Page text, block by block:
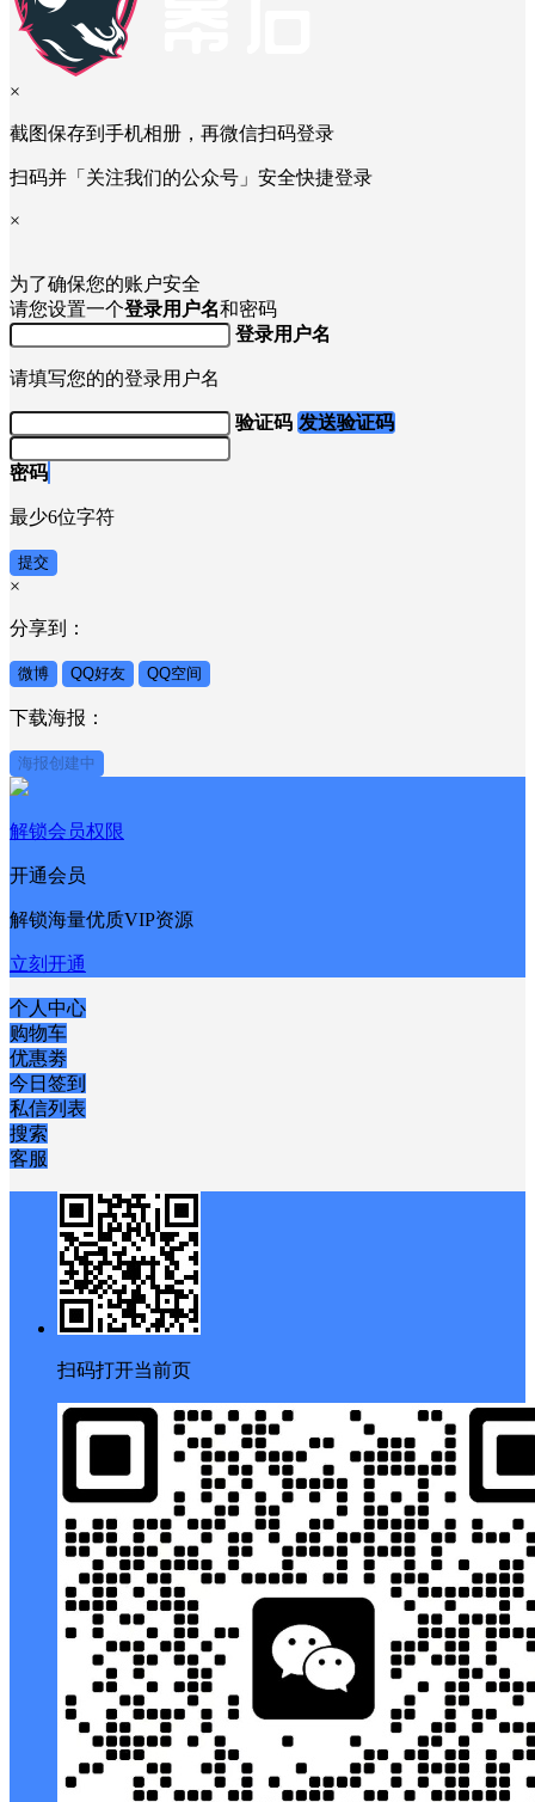
×
截图保存到手机相册，再微信扫码登录
扫码并「关注我们的公众号」安全快捷登录
×
为了确保您的账户安全
请您设置一个登录用户名和密码
登录用户名
请填写您的的登录用户名
验证码 发送验证码
密码
最少6位字符
提交
×
分享到：
微博 QQ好友 QQ空间
下载海报：
海报创建中
解锁会员权限
开通会员
解锁海量优质VIP资源
立刻开通
个人中心
购物车
优惠劵
今日签到
私信列表
搜索
客服
扫码打开当前页